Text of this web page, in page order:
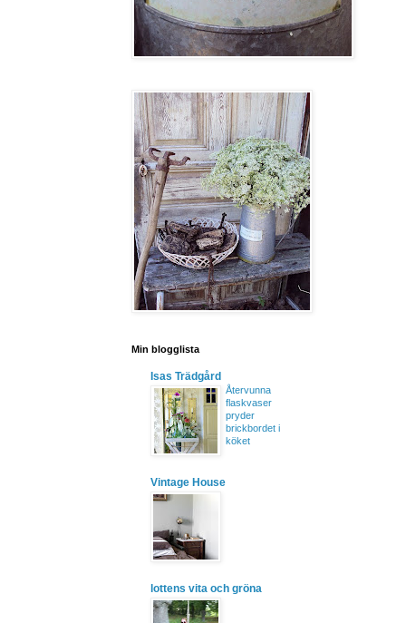
Min blogglista
Isas Trädgård
Återvunna
flaskvaser
pryder
brickbordet i
köket
Vintage House
lottens vita och gröna